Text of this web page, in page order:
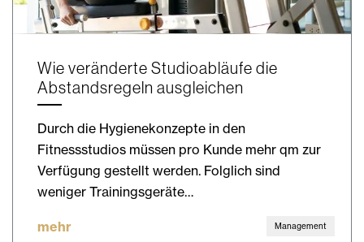
Wie veränderte Studioabläufe die
Abstandsregeln ausgleichen
Durch die Hygienekonzepte in den
Fitnessstudios müssen pro Kunde mehr qm zur
Verfügung gestellt werden. Folglich sind
weniger Trainingsgeräte…
mehr Management